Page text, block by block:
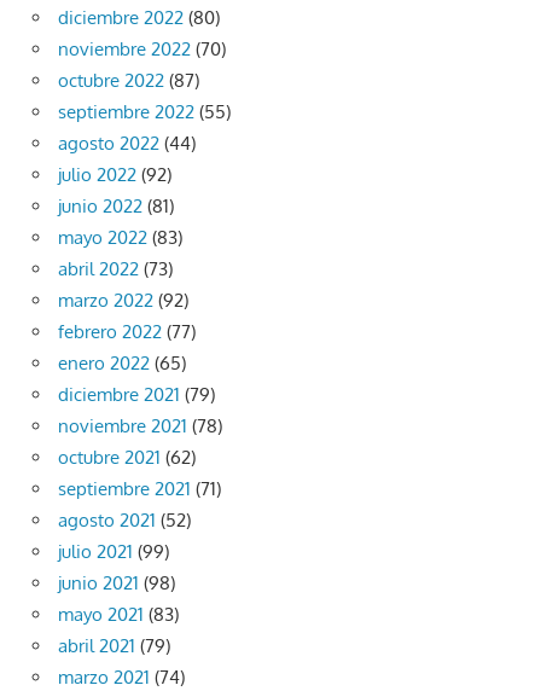
diciembre 2022 (80)
noviembre 2022 (70)
octubre 2022 (87)
septiembre 2022 (55)
agosto 2022 (44)
julio 2022 (92)
junio 2022 (81)
mayo 2022 (83)
abril 2022 (73)
marzo 2022 (92)
febrero 2022 (77)
enero 2022 (65)
diciembre 2021 (79)
noviembre 2021 (78)
octubre 2021 (62)
septiembre 2021 (71)
agosto 2021 (52)
julio 2021 (99)
junio 2021 (98)
mayo 2021 (83)
abril 2021 (79)
marzo 2021 (74)